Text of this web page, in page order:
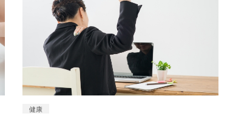
健康